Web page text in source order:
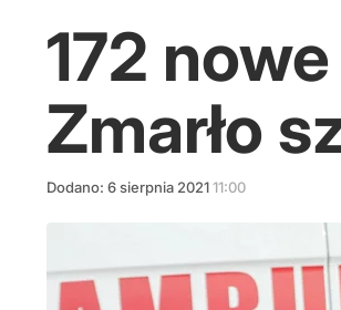
172
Zmarło
Dodano: 6sierpnia 202111:00